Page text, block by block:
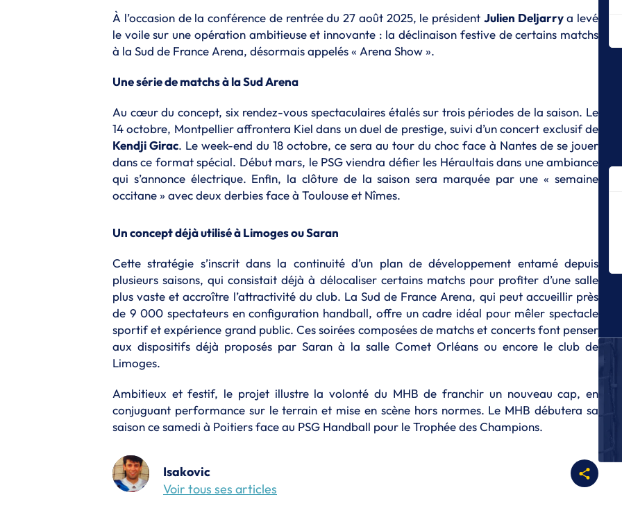
À l’occasion de la conférence de rentrée du 27 août 2025, le président Julien Deljarrya levé
le voile sur une opération ambitieuse et innovante : la déclinaison festive de certains matchs
à la Sud de France Arena, désormais appelés « Arena Show ».
Une série de matchs à la Sud Arena
Au cœur du concept, six rendez-vous spectaculaires étalés sur trois périodes de la saison. Le
14 octobre, Montpellier affrontera Kiel dans un duel de prestige, suivi d’un concert exclusif de
Kendji Girac. Le week-end du 18 octobre, ce sera au tour du choc face à Nantes de se jouer
dans ce format spécial. Début mars, le PSG viendra défier les Héraultais dans une ambiance
qui s’annonce électrique. Enfin, la clôture de la saison sera marquée par une « semaine
occitane » avec deux derbies face à Toulouse et Nîmes.
Un concept déjà utilisé à Limoges ou Saran
Cette stratégie s’inscrit dans la continuité d’un plan de développement entamé depuis
plusieurs saisons, qui consistait déjà à délocaliser certains matchs pour profiter d’une salle
plus vaste et accroître l’attractivité du club. La Sud de France Arena, qui peut accueillir près
de 9 000 spectateurs en configuration handball, offre un cadre idéal pour mêler spectacle
sportif et expérience grand public. Ces soirées composées de matchs et concerts font penser
aux dispositifs déjà proposés par Saran à la salle Comet Orléans ou encore le club de
Limoges.
Ambitieux et festif, le projet illustre la volonté du MHB de franchir un nouveau cap, en
conjuguant performance sur le terrain et mise en scène hors normes. Le MHB débutera sa
saison ce samedi à Poitiers face au PSG Handball pour le Trophée des Champions.
Isakovic
Voir tous ses articles